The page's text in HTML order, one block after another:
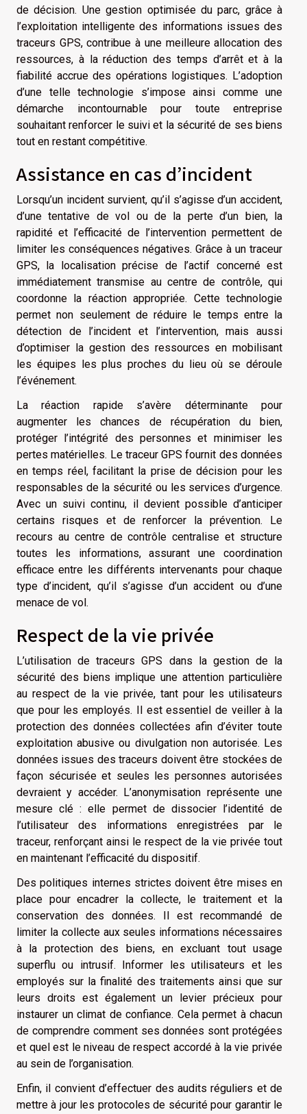
de décision. Une gestion optimisée du parc, grâce à
l’exploitation intelligente des informations issues des
traceurs GPS, contribue à une meilleure allocation des
ressources, à la réduction des temps d’arrêt et à la
fiabilité accrue des opérations logistiques. L’adoption
d’une telle technologie s’impose ainsi comme une
démarche incontournable pour toute entreprise
souhaitant renforcer le suivi et la sécurité de ses biens
tout en restant compétitive.
Assistance en cas d’incident
Lorsqu’un incident survient, qu’il s’agisse d’un accident,
d’une tentative de vol ou de la perte d’un bien, la
rapidité et l’efficacité de l’intervention permettent de
limiter les conséquences négatives. Grâce à un traceur
GPS, la localisation précise de l’actif concerné est
immédiatement transmise au centre de contrôle, qui
coordonne la réaction appropriée. Cette technologie
permet non seulement de réduire le temps entre la
détection de l’incident et l’intervention, mais aussi
d’optimiser la gestion des ressources en mobilisant
les équipes les plus proches du lieu où se déroule
l’événement.
La réaction rapide s’avère déterminante pour
augmenter les chances de récupération du bien,
protéger l’intégrité des personnes et minimiser les
pertes matérielles. Le traceur GPS fournit des données
en temps réel, facilitant la prise de décision pour les
responsables de la sécurité ou les services d’urgence.
Avec un suivi continu, il devient possible d’anticiper
certains risques et de renforcer la prévention. Le
recours au centre de contrôle centralise et structure
toutes les informations, assurant une coordination
efficace entre les différents intervenants pour chaque
type d’incident, qu’il s’agisse d’un accident ou d’une
menace de vol.
Respect de la vie privée
L’utilisation de traceurs GPS dans la gestion de la
sécurité des biens implique une attention particulière
au respect de la vie privée, tant pour les utilisateurs
que pour les employés. Il est essentiel de veiller à la
protection des données collectées afin d’éviter toute
exploitation abusive ou divulgation non autorisée. Les
données issues des traceurs doivent être stockées de
façon sécurisée et seules les personnes autorisées
devraient y accéder. L’anonymisation représente une
mesure clé : elle permet de dissocier l’identité de
l’utilisateur des informations enregistrées par le
traceur, renforçant ainsi le respect de la vie privée tout
en maintenant l’efficacité du dispositif.
Des politiques internes strictes doivent être mises en
place pour encadrer la collecte, le traitement et la
conservation des données. Il est recommandé de
limiter la collecte aux seules informations nécessaires
à la protection des biens, en excluant tout usage
superflu ou intrusif. Informer les utilisateurs et les
employés sur la finalité des traitements ainsi que sur
leurs droits est également un levier précieux pour
instaurer un climat de confiance. Cela permet à chacun
de comprendre comment ses données sont protégées
et quel est le niveau de respect accordé à la vie privée
au sein de l’organisation.
Enfin, il convient d’effectuer des audits réguliers et de
mettre à jour les protocoles de sécurité pour garantir le